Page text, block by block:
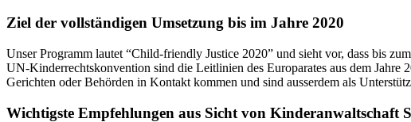
Ziel der vollständigen Umsetzung bis im Jahre 2020
Unser Programm lautet “Child-friendly Justice 2020” und sieht vor, dass bis
UN-Kinderrechtskonvention sind die Leitlinien des Europarates aus dem
Gerichten oder Behörden in Kontakt kommen und sind ausserdem als
Wichtigste Empfehlungen aus Sicht von Kinderanwaltschaft